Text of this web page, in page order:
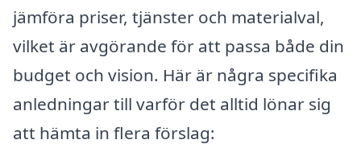
jämföra priser, tjänster och materialval,
vilket är avgörande för att passa både din
budget och vision. Här är några specifika
anledningar till varför det alltid lönar sig
att hämta in flera förslag: